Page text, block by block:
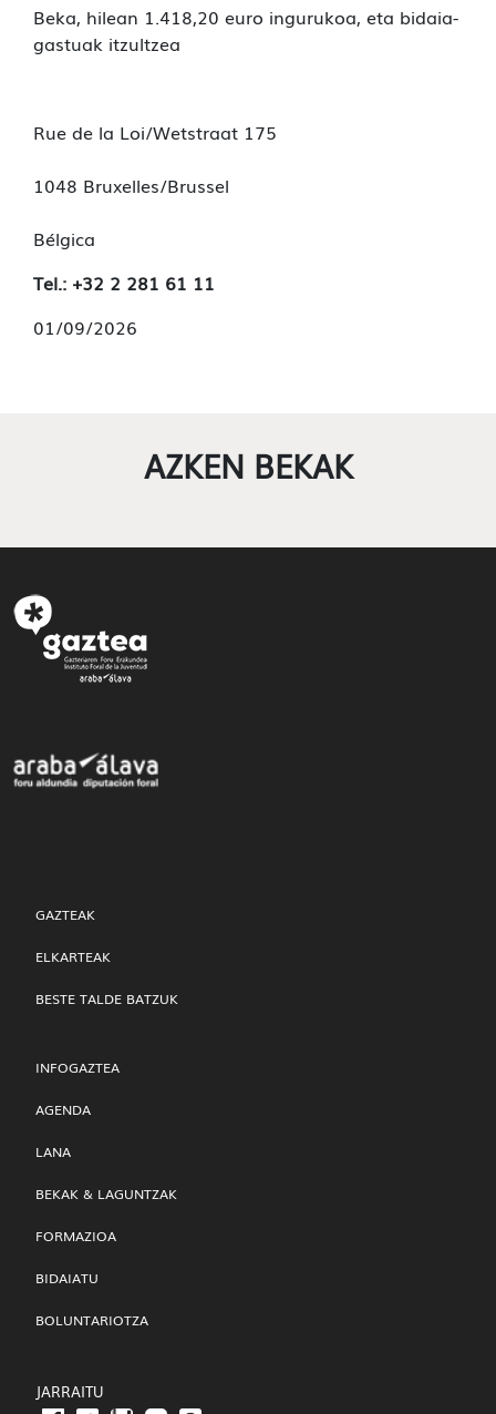
Beka, hilean 1.418,20 euro ingurukoa, eta bidaia-
gastuak itzultzea
Rue de la Loi/Wetstraat 175
1048 Bruxelles/Brussel
Bélgica
Tel.: +32 2 281 61 11
01/09/2026
AZKEN BEKAK
GAZTEAK
ELKARTEAK
BESTE TALDE BATZUK
INFOGAZTEA
AGENDA
LANA
BEKAK & LAGUNTZAK
FORMAZIOA
BIDAIATU
BOLUNTARIOTZA
JARRAITU